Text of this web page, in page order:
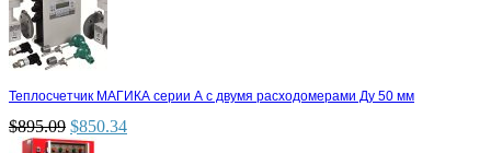
Теплосчетчик МАГИКА серии А с двумя расходомерами Ду 50 мм
$895.09 $850.34